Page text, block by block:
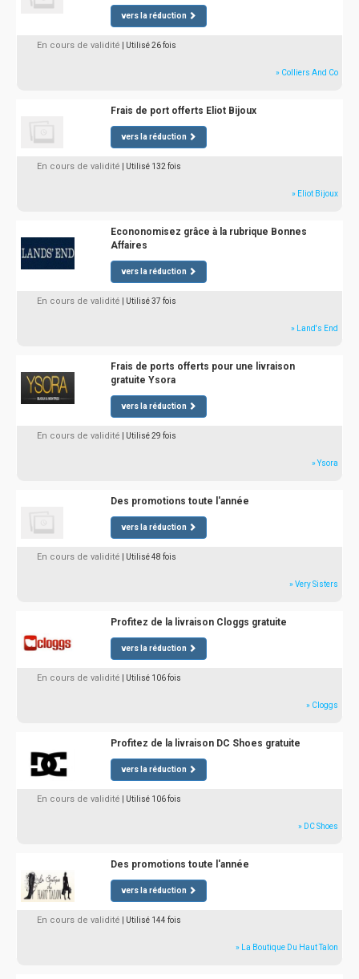
vers la réduction
En cours de validité | Utilisé 26 fois
» Colliers And Co
Frais de port offerts Eliot Bijoux
vers la réduction
En cours de validité | Utilisé 132 fois
» Eliot Bijoux
Econonomisez grâce à la rubrique Bonnes
Affaires
vers la réduction
En cours de validité | Utilisé 37 fois
» Land's End
Frais de ports offerts pour une livraison
gratuite Ysora
vers la réduction
En cours de validité | Utilisé 29 fois
» Ysora
Des promotions toute l'année
vers la réduction
En cours de validité | Utilisé 48 fois
» Very Sisters
Profitez de la livraison Cloggs gratuite
vers la réduction
En cours de validité | Utilisé 106 fois
» Cloggs
Profitez de la livraison DC Shoes gratuite
vers la réduction
En cours de validité | Utilisé 106 fois
» DC Shoes
Des promotions toute l'année
vers la réduction
En cours de validité | Utilisé 144 fois
» La Boutique Du Haut Talon